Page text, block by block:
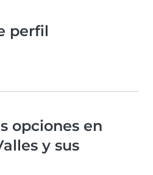
perfil
opciones en
y sus